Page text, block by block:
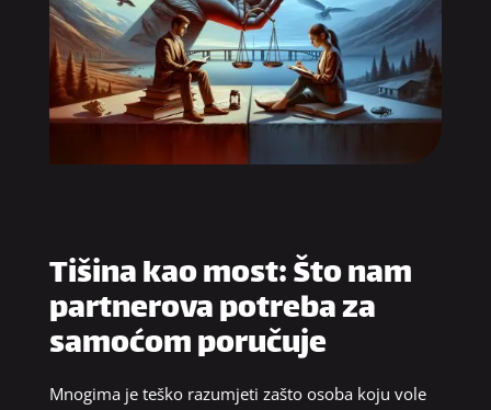
Tišina kao most: Što nam
partnerova potreba za
samoćom poručuje
Mnogima je teško razumjeti zašto osoba koju vole